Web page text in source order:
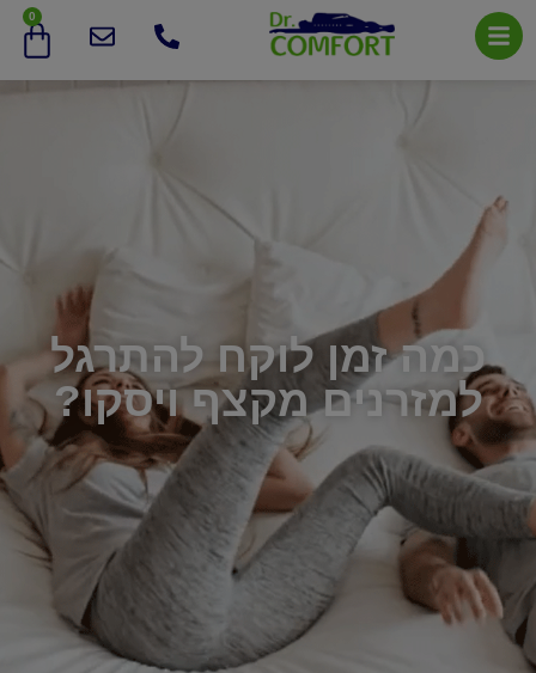
0
כמה זמן לוקח להתרגל
למזרנים מקצף ויסקו?